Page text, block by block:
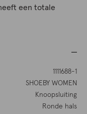
een totale
1111688-1
SHOEBY WOMEN
Knoopsluiting
Ronde hals